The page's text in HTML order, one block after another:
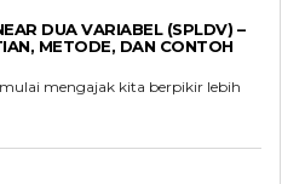
DUA VARIABEL (SPLDV) –
METODE, DAN CONTOH
mengajak kita berpikir lebih